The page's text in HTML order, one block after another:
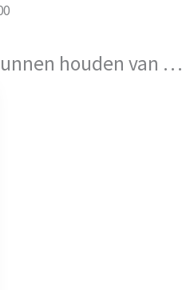
houden van …